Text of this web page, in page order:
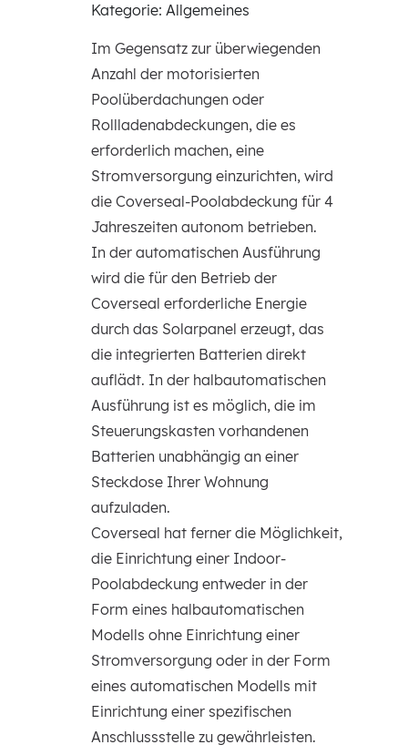
Kategorie: Allgemeines
Im Gegensatz zur überwiegenden
Anzahl der motorisierten
Poolüberdachungen oder
Rollladenabdeckungen, die es
erforderlich machen, eine
Stromversorgung einzurichten, wird
die Coverseal-Poolabdeckung für 4
Jahreszeiten autonom betrieben.
In der automatischen Ausführung
wird die für den Betrieb der
Coverseal erforderliche Energie
durch das Solarpanel erzeugt, das
die integrierten Batterien direkt
auflädt. In der halbautomatischen
Ausführung ist es möglich, die im
Steuerungskasten vorhandenen
Batterien unabhängig an einer
Steckdose Ihrer Wohnung
aufzuladen.
Coverseal hat ferner die Möglichkeit,
die Einrichtung einer Indoor-
Poolabdeckung entweder in der
Form eines halbautomatischen
Modells ohne Einrichtung einer
Stromversorgung oder in der Form
eines automatischen Modells mit
Einrichtung einer spezifischen
Anschlussstelle zu gewährleisten.